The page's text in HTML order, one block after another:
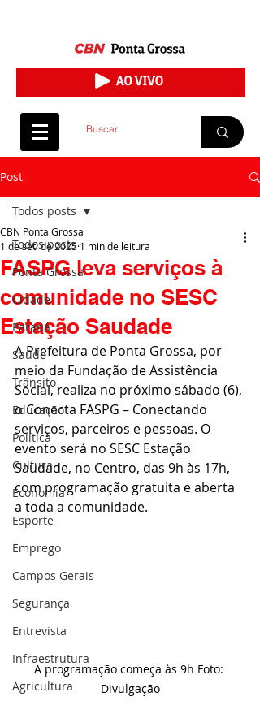
Post
Todos posts
Ponta Grossa
Cidade
Paraná
Saúde
Trânsito
Educação
Política
Cultura
Economia
Esporte
Emprego
Campos Gerais
Segurança
Entrevista
Infraestrutura
Agricultura
Todos posts
FASPG leva serviços à
comunidade no SESC
Estação Saudade
CBN Ponta Grossa
1 de set. de 2025 1 min de leitura
A Prefeitura de Ponta Grossa, por
meio da Fundação de Assistência
Social, realiza no próximo sábado (6),
o Conecta FASPG – Conectando
serviços, parceiros e pessoas. O
evento será no SESC Estação
Saudade, no Centro, das 9h às 17h,
com programação gratuita e aberta
a toda a comunidade.
A programação começa às 9h Foto:
Divulgação